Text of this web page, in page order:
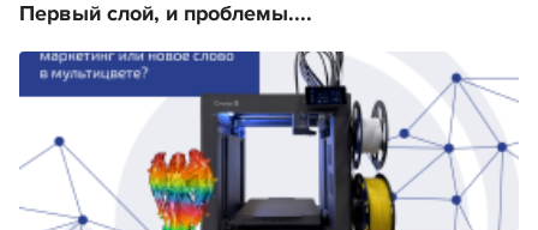
Первый слой, и проблемы....